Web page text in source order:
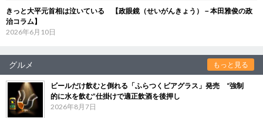
きっと大平元首相は泣いている 【政眼鏡（せいがんきょう）－本田雅俊の政
治コラム】
2026年6月10日
グルメ もっと見る
ビールだけ飲むと倒れる「ふらつくビアグラス」発売 “強制
的に水を飲む”仕掛けで適正飲酒を後押し
2026年8月7日